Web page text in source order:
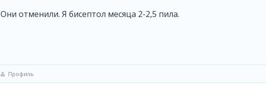
Они отменили. Я бисептол месяца 2-2,5 пила.
Профиль